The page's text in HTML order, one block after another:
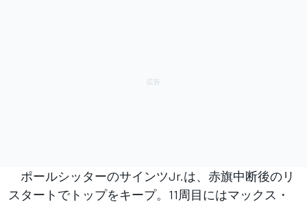
ポールシッターのサインツJr.は、赤旗中断後のリ
スタートでトップをキープ。11周目にはマックス・